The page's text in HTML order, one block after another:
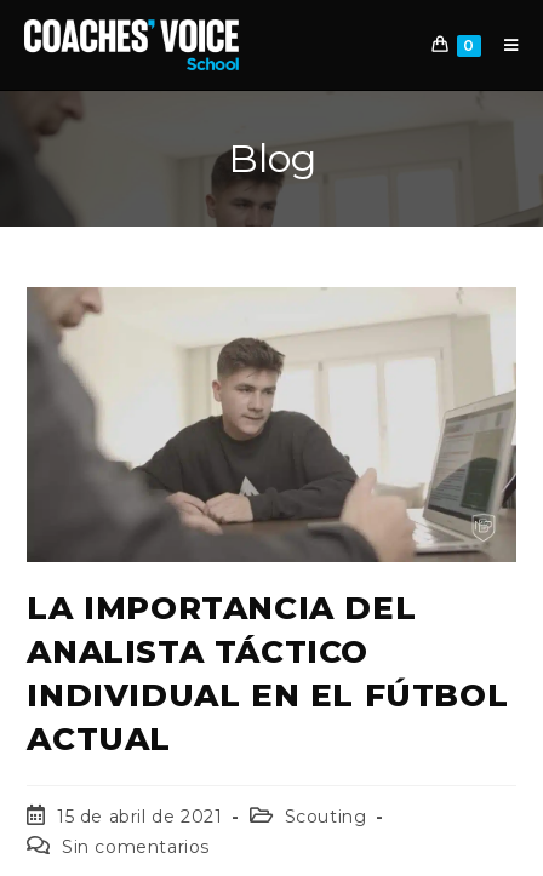
0
Blog
LA IMPORTANCIA DEL
ANALISTA TÁCTICO
INDIVIDUAL EN EL FÚTBOL
ACTUAL
15 de abril de 2021
Scouting
Sin comentarios